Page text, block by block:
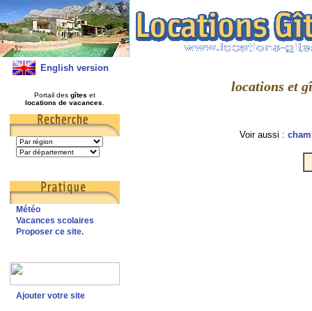
English version
Portail des gîtes et
locations de vacances
Météo
Vacances scolaires
Proposer ce site.
Ajouter votre site
locations et
Voir aussi :